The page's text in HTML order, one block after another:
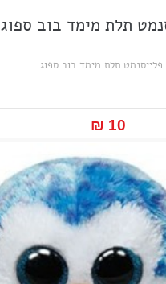
תלת מימד בוב ספוג
פלייסנמט תלת מימד בוב ספוג
10 ₪‎